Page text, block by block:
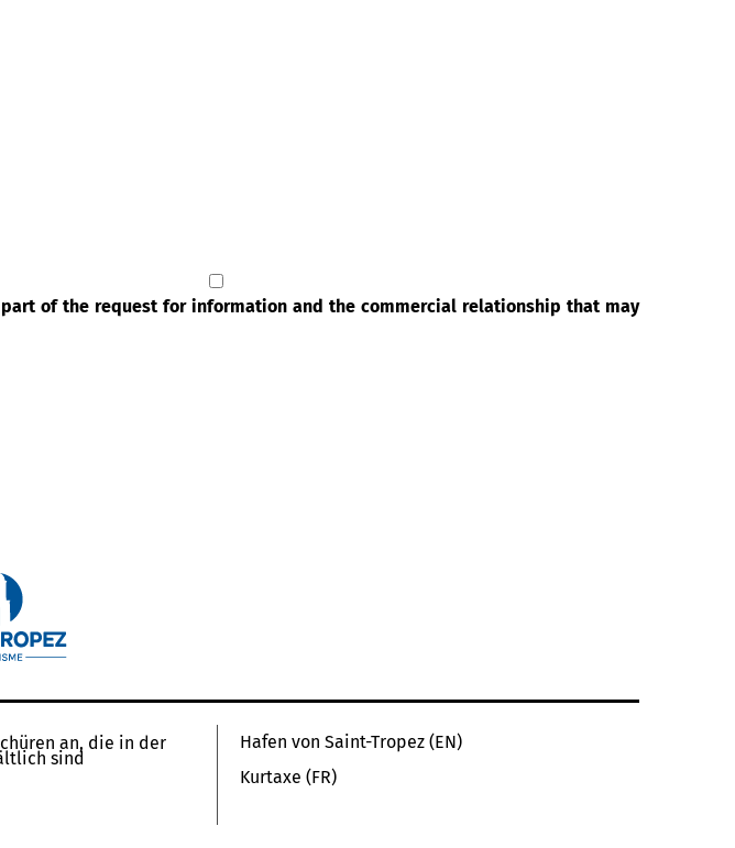
of the request for information and the commercial relationship that may
an, die in der
sind
Hafen von Saint-Tropez (EN)
Kurtaxe (FR)